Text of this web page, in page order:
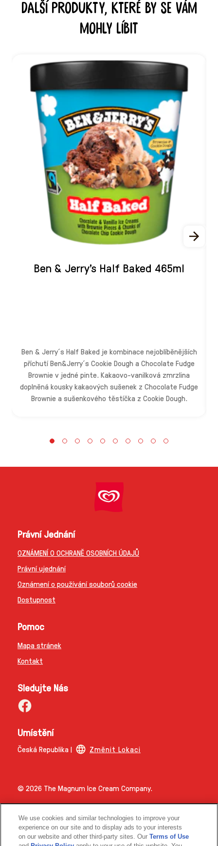
Další produkty, které by se vám
mohly líbit
Ben & Jerry's Half Baked 465ml
Ben & Jerry´s Half Baked je kombinace nejoblíběnějších
příchutí Ben&Jerry´s Cookie Dough a Chocolate Fudge
Brownie v jedné pinte. Kakaovo-vanilková zmrzlina
doplněná kousky kakaových sušenek z Chocolate Fudge
Brownie a sušenkového těstíčka z Cookie Dough.
Právní Jednání
OZNÁMENÍ O OCHRANĚ OSOBNÍCH ÚDAJŮ
Právní ujednání
Oznámení o používání souborů cookie
Dostupnost
Pomoc
Mapa stránek
Kontakt
Sledujte Nás
Umístění
Česká Republika | Změnit Lokaci
© 2026 The Magnum Ice Cream Company.
We use cookies and similar technologies to improve your
experience on our site and to display ads to your interests
on our website and other third-party sites. OurTerms of Use